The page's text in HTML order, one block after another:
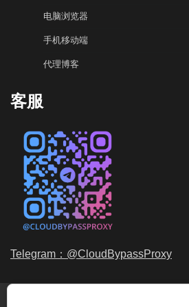
电脑浏览器
手机移动端
代理博客
客服
Telegram：@CloudBypassProxy
代理